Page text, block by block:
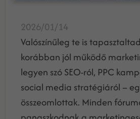
2026/01/14
Valószínűleg te is
korábban jól működő
legyen szó SEO-ról, PPC
social media stratégiáról –
összeomlottak. Minden